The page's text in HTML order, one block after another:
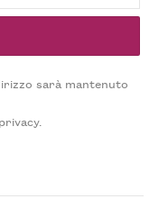
sarà mantenuto